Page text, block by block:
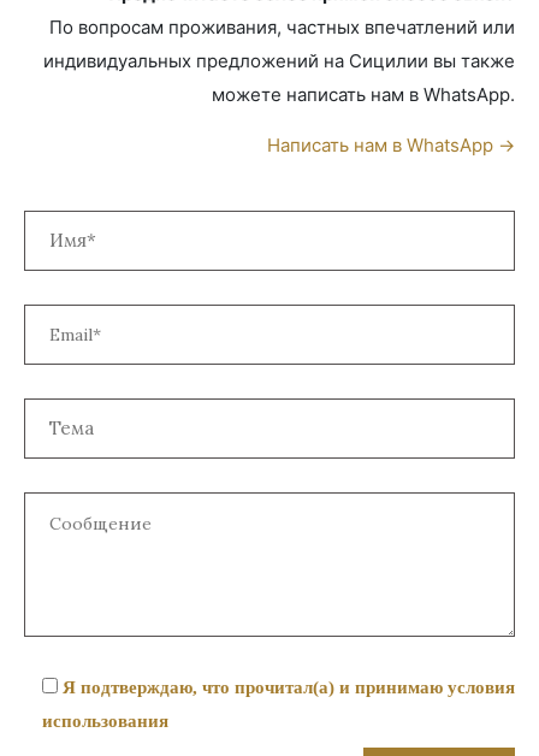
По вопросам проживания, частных впечатлений или
индивидуальных предложений на Сицилии вы также
можете написать нам в WhatsApp.
Написать нам в WhatsApp →
Я подтверждаю, что прочитал(а) и принимаю условия
использования